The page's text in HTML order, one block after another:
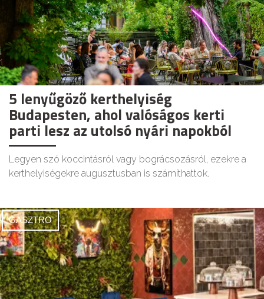
5 lenyűgöző kerthelyiség
Budapesten, ahol valóságos kerti
parti lesz az utolsó nyári napokból
Legyen szó koccintásról vagy bográcsozásról, ezekre a
kerthelyiségekre augusztusban is számíthattok.
GASZTRO